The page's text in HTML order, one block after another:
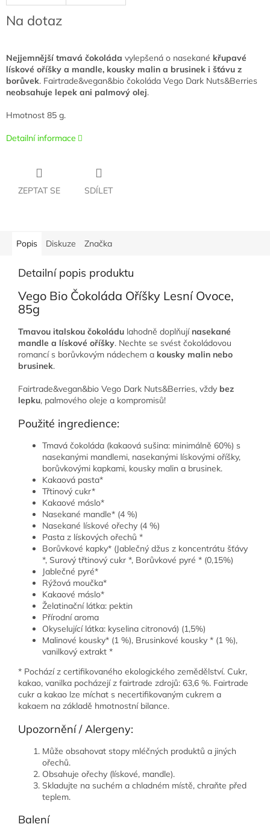
Na dotaz
Nejjemnější tmavá čokoláda vylepšená o nasekané křupavé
lískové oříšky a mandle, kousky malin a brusinek i šťávu z
borůvek. Fairtrade&vegan&bio čokoláda Vego Dark Nuts&Berries
neobsahuje lepek ani palmový olej.
Hmotnost 85 g.
Detailní informace
ZEPTAT SE SDÍLET
Popis Diskuze Značka
Detailní popis produktu
Vego Bio Čokoláda Oříšky Lesní Ovoce,
85g
Tmavou italskou čokoládu lahodně doplňují nasekané
mandle a lískové oříšky. Nechte se svést čokoládovou
romancí s borůvkovým nádechem a kousky malin nebo
brusinek.
Fairtrade&vegan&bio Vego Dark Nuts&Berries, vždy bez
lepku, palmového oleje a kompromisů!
Použité ingredience:
Tmavá čokoláda (kakaová sušina: minimálně 60%) s
nasekanými mandlemi, nasekanými lískovými oříšky,
borůvkovými kapkami, kousky malin a brusinek.
Kakaová pasta*
Třtinový cukr*
Kakaové máslo*
Nasekané mandle* (4 %)
Nasekané lískové ořechy (4 %)
Pasta z lískových ořechů *
Borůvkové kapky* (Jablečný džus z koncentrátu šťávy
*, Surový třtinový cukr *, Borůvkové pyré * (0,15%)
Jablečné pyré*
Rýžová moučka*
Kakaové máslo*
Želatinační látka: pektin
Přírodní aroma
Okyselující látka: kyselina citronová) (1,5%)
Malinové kousky* (1 %), Brusinkové kousky * (1 %),
vanilkový extrakt *
* Pochází z certifikovaného ekologického zemědělství. Cukr,
kakao, vanilka pocházejí z fairtrade zdrojů: 63,6 %. Fairtrade
cukr a kakao lze míchat s necertifikovaným cukrem a
kakaem na základě hmotnostní bilance.
Upozornění / Alergeny:
Může obsahovat stopy mléčných produktů a jiných
ořechů.
Obsahuje ořechy (lískové, mandle).
Skladujte na suchém a chladném místě, chraňte před
teplem.
Balení